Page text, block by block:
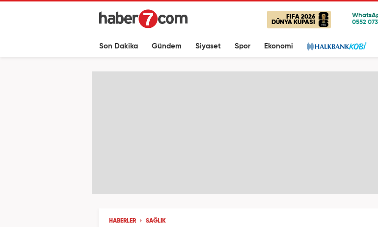
FIFA 2026
DÜNYA KUPASI
Son Dakika Gündem Siyaset Spor Ekonomi
HABERLER SAĞLIK